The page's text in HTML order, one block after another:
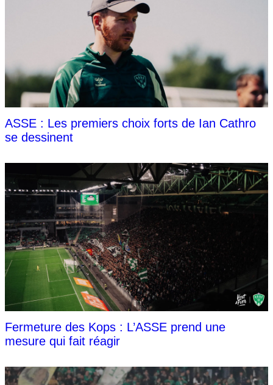
ASSE : Les premiers choix forts de Ian Cathro
se dessinent
Fermeture des Kops : L’ASSE prend une
mesure qui fait réagir